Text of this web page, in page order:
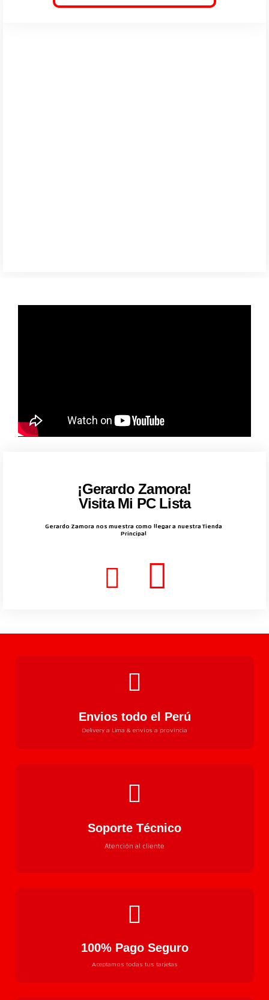
¡Gerardo Zamora!
Visita Mi PC Lista
Gerardo Zamora nos muestra como llegar a nuestra Tienda
Principal
Envios todo el Perú
Delivery a Lima & envios a provincia
Soporte Técnico
Atención al cliente
100% Pago Seguro
Aceptamos todas tus tarjetas